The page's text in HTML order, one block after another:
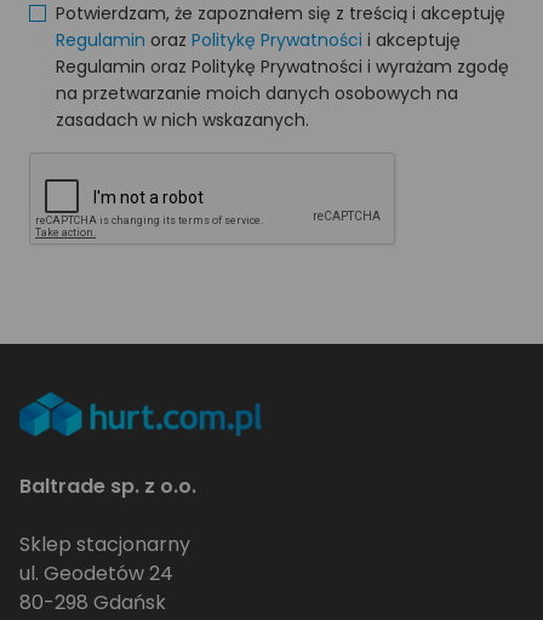
Potwierdzam, że zapoznałem się z treścią i akceptuję
Regulamin oraz Politykę Prywatności i akceptuję
Regulamin oraz Politykę Prywatności i wyrażam zgodę
na przetwarzanie moich danych osobowych na
zasadach w nich wskazanych.
Baltrade sp. z o.o.
Sklep stacjonarny
ul. Geodetów 24
80-298 Gdańsk